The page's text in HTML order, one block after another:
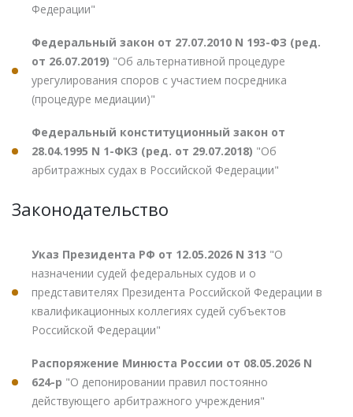
Федерации"
Федеральный закон от 27.07.2010 N 193-ФЗ (ред.
от 26.07.2019) "Об альтернативной процедуре
урегулирования споров с участием посредника
(процедуре медиации)"
Федеральный конституционный закон от
28.04.1995 N 1-ФКЗ (ред. от 29.07.2018) "Об
арбитражных судах в Российской Федерации"
Законодательство
Указ Президента РФ от 12.05.2026 N 313 "О
назначении судей федеральных судов и о
представителях Президента Российской Федерации в
квалификационных коллегиях судей субъектов
Российской Федерации"
Распоряжение Минюста России от 08.05.2026 N
624-р "О депонировании правил постоянно
действующего арбитражного учреждения"